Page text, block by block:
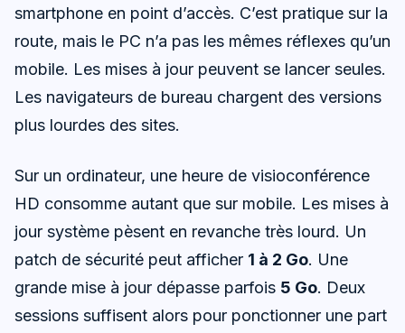
smartphone en point d’accès. C’est pratique sur la
route, mais le PC n’a pas les mêmes réflexes qu’un
mobile. Les mises à jour peuvent se lancer seules.
Les navigateurs de bureau chargent des versions
plus lourdes des sites.
Sur un ordinateur, une heure de visioconférence
HD consomme autant que sur mobile. Les mises à
jour système pèsent en revanche très lourd. Un
patch de sécurité peut afficher 1 à 2 Go. Une
grande mise à jour dépasse parfois 5 Go. Deux
sessions suffisent alors pour ponctionner une part